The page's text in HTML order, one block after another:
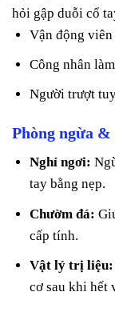
hỏi gập duỗi cổ
Vận động
Công nhân
Người trượt
Phòng ngừa
Nghỉ ngơi:
tay bằng nẹp.
Chườm đá:
cấp tính.
Vật lý trị liệu:
cơ sau khi hết